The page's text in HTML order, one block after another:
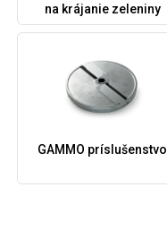
na krájanie zeleniny
GAMMO príslušenstvo